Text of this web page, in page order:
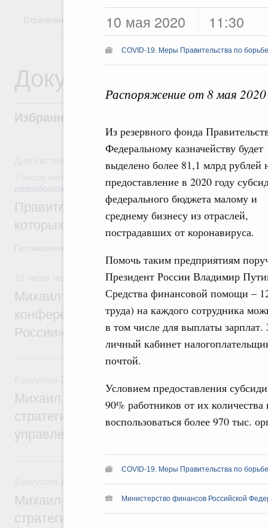
10 мая 2020 11:30
COVID-19. Меры Правительства по
Распоряжение от 8 мая
Из резервного фонда
Федеральному казначейству будет
выделено более 81,1 млрд рублей
предоставление в 2020 году
федерального бюджета малому и
среднему бизнесу из отраслей,
пострадавших от коронавируса.
Помочь таким предприятиям
Президент России Владимир
Средства финансовой помощи –
труда) на каждого сотрудника
в том числе для выплаты зарплат.
личный кабинет
почтой.
Условием предоставления
90% работников от их
воспользоваться более 970 тыс.
COVID-19. Меры Правительства по
Министерство финансов Российской
Стратегии Государственные программы
Документы
Избранные документы со справками к
Для системного поиска перейдите в раздел "Поиск по
Государственная политика в сфере
разработок
Правительство расширило перечень
которых освобождаются от НДФЛ
Отрасль информационных технологий
Михаил Мишустин дал поручения по
конференции «Цифровая индустрия
России»
Михаил Мишустин дал поручения по
стратегической сессии о
управления научно-технологическим
Вопросы производительности труда и
Михаил Мишустин дал поручения по
стратегической сессии, посвящённой